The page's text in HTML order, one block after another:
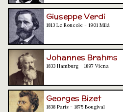
Giuseppe Verdi
1813 Le Roncole - 1901 Milà
Johannes Brahms
1833 Hamburg - 1897 Viena
Georges Bizet
1838 París - 1875 Bougival